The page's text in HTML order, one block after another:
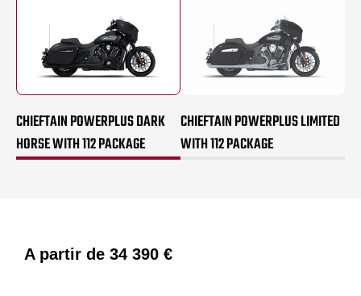
CHIEFTAIN POWERPLUS DARK
HORSE WITH 112 PACKAGE
CHIEFTAIN POWERPLUS LIMITED
WITH 112 PACKAGE
A partir de 34 390 €